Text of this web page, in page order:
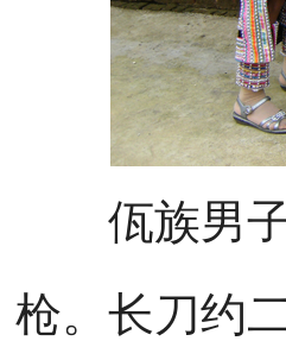
佤族男子
枪。长刀约